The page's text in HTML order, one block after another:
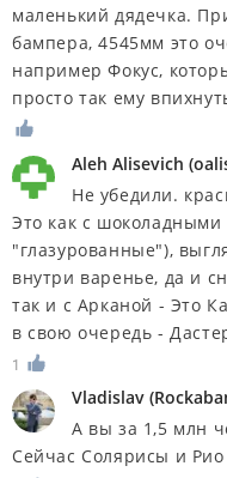
маленький дядечка.
бампера, 4545мм это
например Фокус,
просто так ему
Aleh Alisevich (
Не убедили.
Это как с
"глазурованные"),
внутри варенье, да и
так и с Арканой - Это
в свою очередь -
1
Vladislav (
А вы за 1,5 млн
Сейчас Солярисы и